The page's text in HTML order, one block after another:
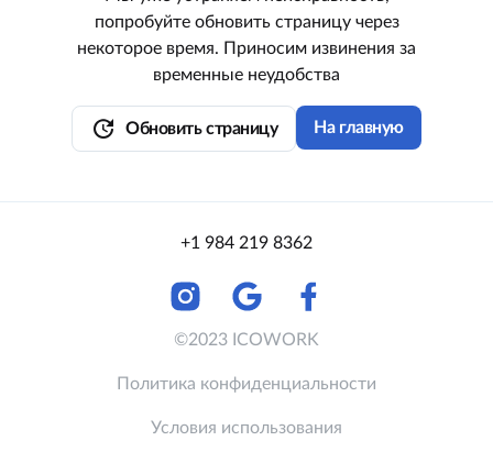
попробуйте обновить страницу через
некоторое время. Приносим извинения за
временные неудобства
update Обновить страницу На главную
+1 984 219 8362
©2023 ICOWORK
Политика конфиденциальности
Условия использования